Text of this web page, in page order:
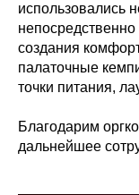
использовались
создания
палаточные
точки питания,
Благодарим
дальнейшее